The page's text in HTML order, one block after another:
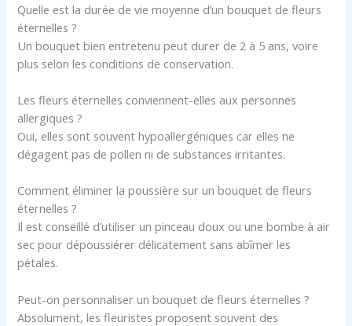
Quelle est la durée de vie moyenne d’un bouquet de fleurs
éternelles ?
Un bouquet bien entretenu peut durer de 2 à 5 ans, voire
plus selon les conditions de conservation.
Les fleurs éternelles conviennent-elles aux personnes
allergiques ?
Oui, elles sont souvent hypoallergéniques car elles ne
dégagent pas de pollen ni de substances irritantes.
Comment éliminer la poussière sur un bouquet de fleurs
éternelles ?
Il est conseillé d’utiliser un pinceau doux ou une bombe à air
sec pour dépoussiérer délicatement sans abîmer les
pétales.
Peut-on personnaliser un bouquet de fleurs éternelles ?
Absolument, les fleuristes proposent souvent des